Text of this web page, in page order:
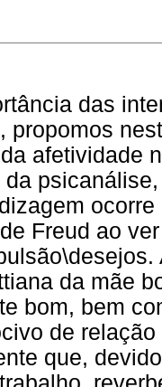
das
propomos
afetividade
Freud ao
da mãe
bom, bem
de
que,